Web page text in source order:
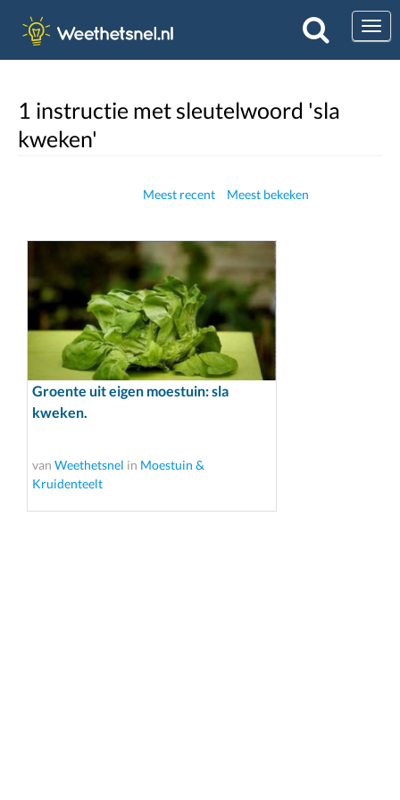
1 instructie met sleutelwoord 'sla
kweken'
Meest recent Meest bekeken
Groente uit eigen moestuin: sla
kweken.
van Weethetsnel in Moestuin &
Kruidenteelt